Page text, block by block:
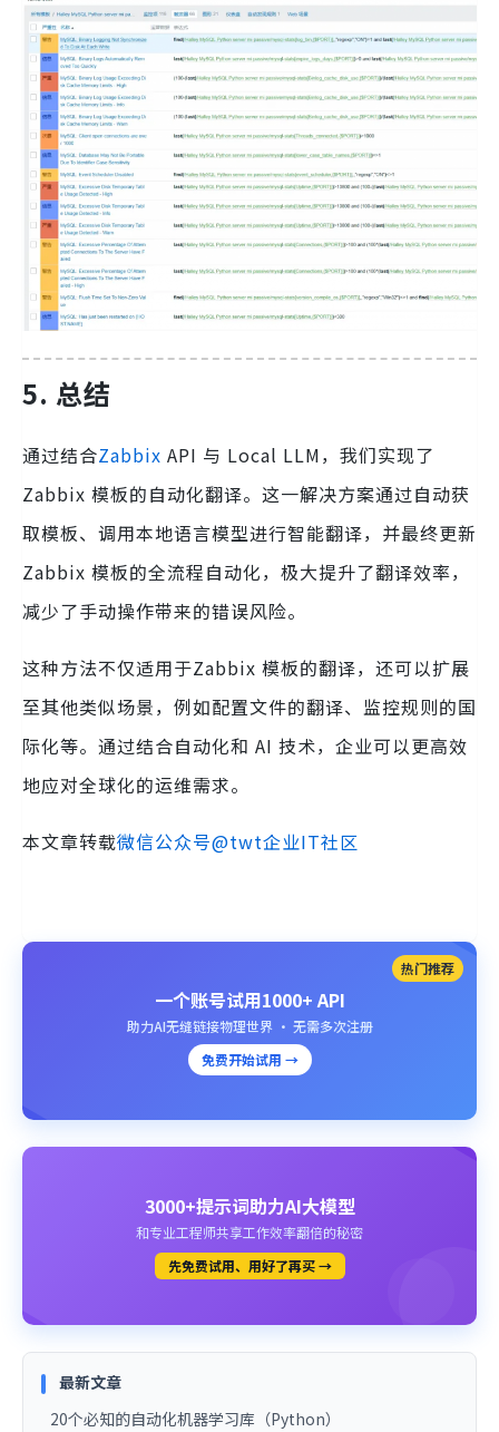
5. 总结
通过结合Zabbix API 与 Local LLM，我们实现了
Zabbix 模板的自动化翻译。这一解决方案通过自动获
取模板、调用本地语言模型进行智能翻译，并最终更新
Zabbix 模板的全流程自动化，极大提升了翻译效率，
减少了手动操作带来的错误风险。
这种方法不仅适用于Zabbix 模板的翻译，还可以扩展
至其他类似场景，例如配置文件的翻译、监控规则的国
际化等。通过结合自动化和 AI 技术，企业可以更高效
地应对全球化的运维需求。
本文章转载微信公众号@twt企业IT社区
热门推荐
一个账号试用1000+ API
助力AI无缝链接物理世界 · 无需多次注册
免费开始试用 →
3000+提示词助力AI大模型
和专业工程师共享工作效率翻倍的秘密
先免费试用、用好了再买 →
最新文章
20个必知的自动化机器学习库（Python）